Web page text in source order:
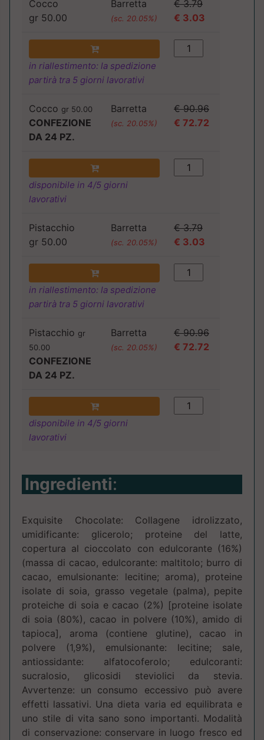
Cocco
gr 50.00
Barretta
(sc. 20.05%)
€ 3.79
€ 3.03
in riallestimento: la spedizione
partirà tra 5 giorni lavorativi
Cocco gr 50.00
CONFEZIONE
DA 24 PZ.
Barretta
(sc. 20.05%)
€ 90.96
€ 72.72
disponibile in 4/5 giorni
lavorativi
Pistacchio
gr 50.00
Barretta
(sc. 20.05%)
€ 3.79
€ 3.03
in riallestimento: la spedizione
partirà tra 5 giorni lavorativi
Pistacchio gr
50.00
CONFEZIONE
DA 24 PZ.
Barretta
(sc. 20.05%)
€ 90.96
€ 72.72
disponibile in 4/5 giorni
lavorativi
Ingredienti:
Exquisite Chocolate: Collagene idrolizzato,
umidificante: glicerolo; proteine del latte,
copertura al cioccolato con edulcorante (16%)
(massa di cacao, edulcorante: maltitolo; burro di
cacao, emulsionante: lecitine; aroma), proteine
isolate di soia, grasso vegetale (palma), pepite
proteiche di soia e cacao (2%) [proteine isolate
di soia (80%), cacao in polvere (10%), amido di
tapioca], aroma (contiene glutine), cacao in
polvere (1,9%), emulsionante: lecitine; sale,
antiossidante: alfatocoferolo; edulcoranti:
sucralosio, glicosidi steviolici da stevia.
Avvertenze: un consumo eccessivo può avere
effetti lassativi. Una dieta varia ed equilibrata e
uno stile di vita sano sono importanti. Modalità
di conservazione: conservare in luogo fresco ed